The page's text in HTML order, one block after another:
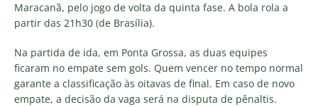
Maracanã, pelo jogo de volta da quinta fase. A bola rola a
partir das 21h30 (de Brasília).
Na partida de ida, em Ponta Grossa, as duas equipes
ficaram no empate sem gols. Quem vencer no tempo normal
garante a classificação às oitavas de final. Em caso de novo
empate, a decisão da vaga será na disputa de pênaltis.